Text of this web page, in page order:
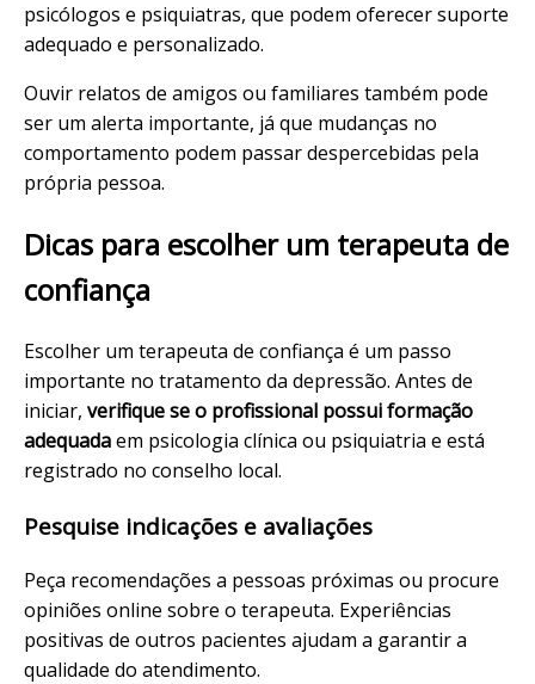
psicólogos e psiquiatras, que podem oferecer suporte
adequado e personalizado.
Ouvir relatos de amigos ou familiares também pode
ser um alerta importante, já que mudanças no
comportamento podem passar despercebidas pela
própria pessoa.
Dicas para escolher um terapeuta de
confiança
Escolher um terapeuta de confiança é um passo
importante no tratamento da depressão. Antes de
iniciar, verifique se o profissional possui formação
adequadaem psicologia clínica ou psiquiatria e está
registrado no conselho local.
Pesquise indicações e avaliações
Peça recomendações a pessoas próximas ou procure
opiniões online sobre o terapeuta. Experiências
positivas de outros pacientes ajudam a garantir a
qualidade do atendimento.